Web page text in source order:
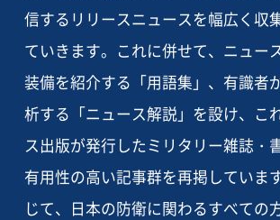
信するリリースニュースを幅広く収
ていきます。これに併せて、ニュー
装備を紹介する「用語集」、有識者
析する「ニュース解説」を設け、こ
ス出版が発行したミリタリー雑誌・
有用性の高い記事群を再掲していま
じて、日本の防衛に関わるすべての